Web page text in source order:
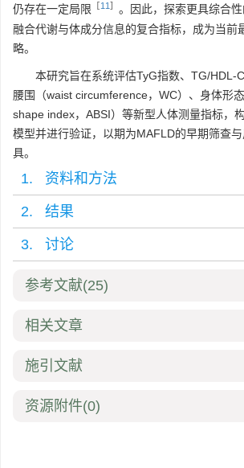
仍存在一定局限 ［11］ 。因此，探索更具综合
融合代谢与体成分信息的复合指标，成为当前
略。
本研究旨在系统评估TyG指数、TG/HDL-
腰围（waist circumference，WC）、身体形
shape index，ABSI）等新型人体测量指标，
模型并进行验证，以期为MAFLD的早期筛查
具。
1. 资料和方法
2. 结果
3. 讨论
参考文献(25)
相关文章
施引文献
资源附件(0)